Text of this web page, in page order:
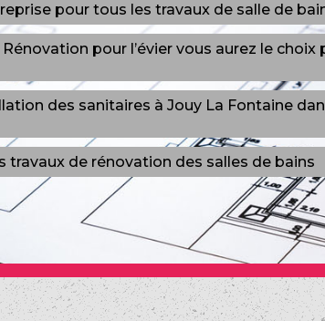
pour tous les travaux de salle de
Rénovation pour l’évier vous aurez le choix
des sanitaires à Jouy La Fontaine
travaux de rénovation des salles de bains